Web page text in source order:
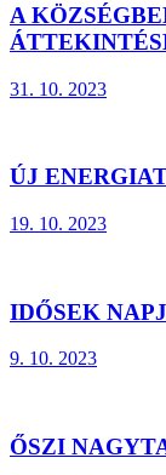
A
31. 10. 2023
ÚJ
19. 10. 2023
IDŐSEK
9. 10. 2023
ŐSZI